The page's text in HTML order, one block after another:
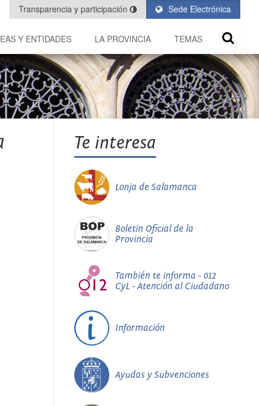
Sede Electrónica
Transparencia y participación
Y ENTIDADES LA PROVINCIA TEMAS
Te interesa
Lonja de Salamanca
Boletín Oficial de la
Provincia
También te informa - 012
CyL - Atención al Ciudadano
Información
Ayudas y Subvenciones